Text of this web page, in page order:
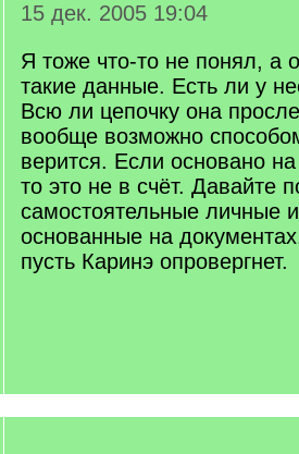
15 дек. 2005 19:04
Я тоже что-то не понял, а
такие данные. Есть ли у
Всю ли цепочку она
вообще возможно
верится. Если основано
то это не в счёт. Давайте
самостоятельные личные
основанные на
пусть Каринэ опровергнет.